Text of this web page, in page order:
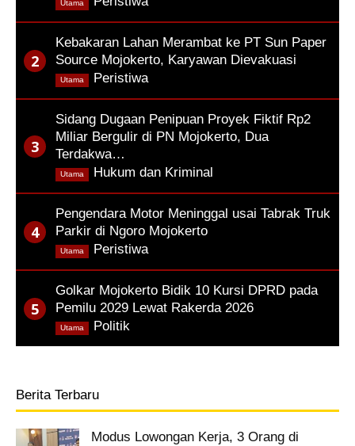
Utama
Kebakaran Lahan Merambat ke PT Sun Paper
Source Mojokerto, Karyawan Dievakuasi
Peristiwa,
Utama
Sidang Dugaan Penipuan Proyek Fiktif Rp2
Miliar Bergulir di PN Mojokerto, Dua
Terdakwa…
Hukum dan Kriminal
Utama
Pengendara Motor Meninggal usai Tabrak Truk
Parkir di Ngoro Mojokerto
Peristiwa,
Utama
Golkar Mojokerto Bidik 10 Kursi DPRD pada
Pemilu 2029 Lewat Rakerda 2026
Politik
Utama
Berita Terbaru
Modus Lowongan Kerja, 3 Orang di